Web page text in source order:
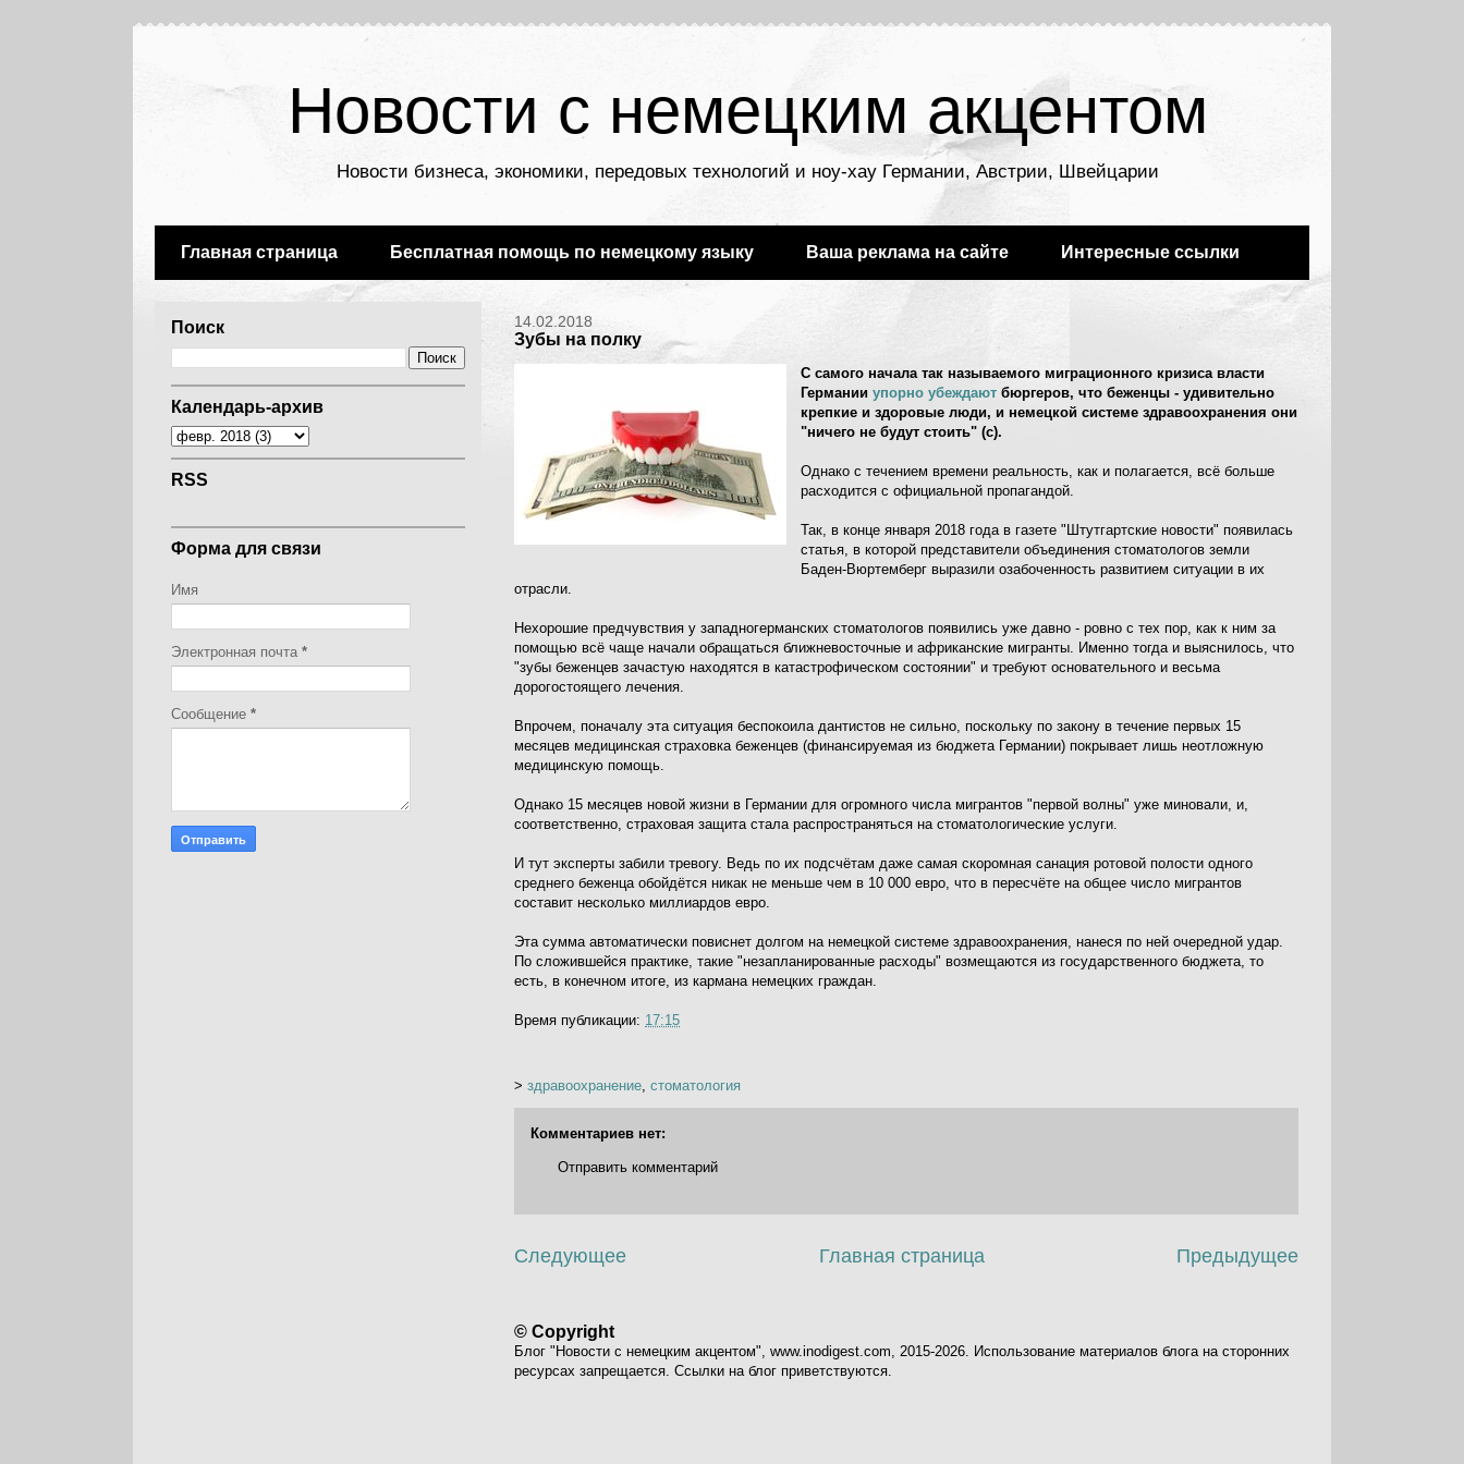
Новости с немецким акцентом
Новости бизнеса, экономики, передовых технологий и ноу-хау Германии, Австрии, Швейцарии
Главная страница Бесплатная помощь по немецкому языку Ваша реклама на сайте Интересные ссылки
14.02.2018
Зубы на полку
С самого начала так называемого миграционного кризиса власти
Германии упорно убеждают бюргеров, что беженцы - удивительно
крепкие и здоровые люди, и немецкой системе здравоохранения они
"ничего не будут стоить" (с).
Однако с течением времени реальность, как и полагается, всё больше
расходится с официальной пропагандой.
Так, в конце января 2018 года в газете "Штутгартские новости" появилась
статья, в которой представители объединения стоматологов земли
Баден-Вюртемберг выразили озабоченность развитием ситуации в их
отрасли.
Нехорошие предчувствия у западногерманских стоматологов появились уже давно - ровно с тех пор, как к ним за
помощью всё чаще начали обращаться ближневосточные и африканские мигранты. Именно тогда и выяснилось, что
"зубы беженцев зачастую находятся в катастрофическом состоянии" и требуют основательного и весьма
дорогостоящего лечения.
Впрочем, поначалу эта ситуация беспокоила дантистов не сильно, поскольку по закону в течение первых 15
месяцев медицинская страховка беженцев (финансируемая из бюджета Германии) покрывает лишь неотложную
медицинскую помощь.
Однако 15 месяцев новой жизни в Германии для огромного числа мигрантов "первой волны" уже миновали, и,
соответственно, страховая защита стала распространяться на стоматологические услуги.
И тут эксперты забили тревогу. Ведь по их подсчётам даже самая скоромная санация ротовой полости одного
среднего беженца обойдётся никак не меньше чем в 10 000 евро, что в пересчёте на общее число мигрантов
составит несколько миллиардов евро.
Эта сумма автоматически повиснет долгом на немецкой системе здравоохранения, нанеся по ней очередной удар.
По сложившейся практике, такие "незапланированные расходы" возмещаются из государственного бюджета, то
есть, в конечном итоге, из кармана немецких граждан.
Время публикации: 17:15
> здравоохранение стоматология
Комментариев нет:
Отправить комментарий
Следующее Предыдущее
Главная страница
© Copyright
Блог "Новости с немецким акцентом", www.inodigest.com, 2015-2026. Использование материалов блога на сторонних
ресурсах запрещается. Ссылки на блог приветствуются.
Поиск
Календарь-архив
RSS
Форма для связи
Имя
Электронная почта *
Сообщение *